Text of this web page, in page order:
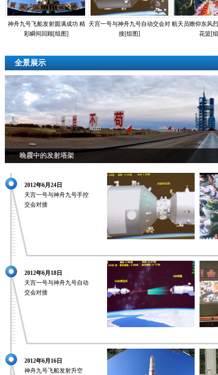
神舟九号飞船发射圆满成功 精
彩瞬间回顾[组图]
天宫一号与神舟九号自动交会对
接[组图]
航天员瞻仰东风
花篮[
全景展示
2012年6月24日
天宫一号与神舟九号手控
交会对接
2012年6月18日
天宫一号与神舟九号自动
交会对接
2012年6月16日
神舟九号飞船发射升空